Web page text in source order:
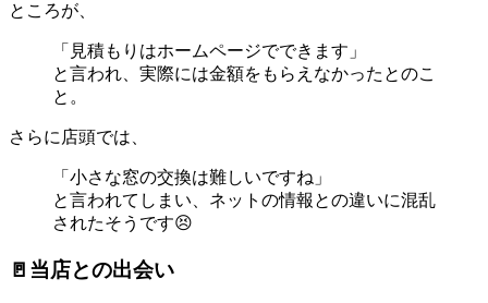
ところが、
「見積もりはホームページでできます」
と言われ、実際には金額をもらえなかったとのこ
と。
さらに店頭では、
「小さな窓の交換は難しいですね」
と言われてしまい、ネットの情報との違いに混乱
されたそうです😣
🚪当店との出会い